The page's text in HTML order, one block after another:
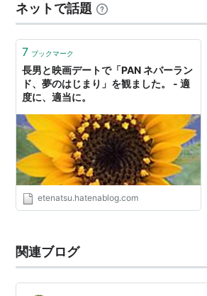
ネットで話題
7 ブックマーク
長男と映画デートで「PAN ネバーラン
ド、夢のはじまり」を観ました。 - 適
度に、適当に。
etenatsu.hatenablog.com
関連ブログ